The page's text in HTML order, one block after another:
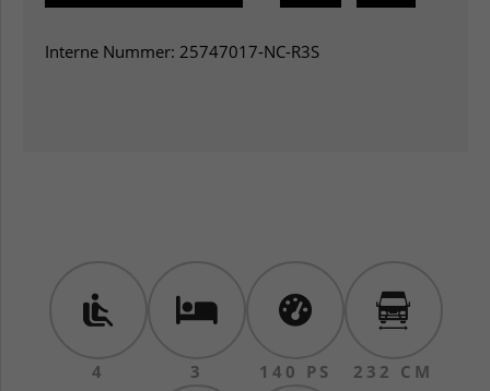
Interne Nummer: 25747017-NC-R3S
4 3 140 PS 232 CM